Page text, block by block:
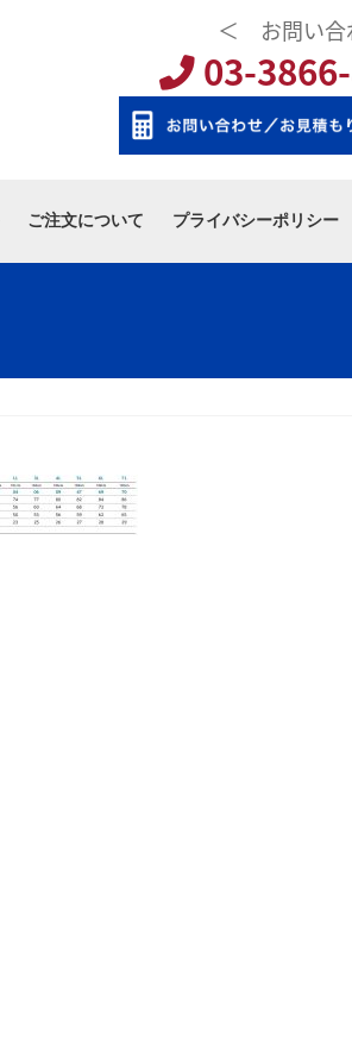
＜ お問い
03-
ご注文について プライバシーポリシー